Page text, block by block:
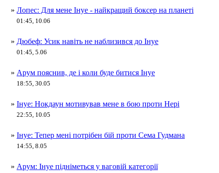
» Лопес: Для мене Інуе - найкращий боксер на планеті
01:45, 10.06
» Дюбеф: Усик навіть не наблизився до Інуе
01:45, 5.06
» Арум пояснив, де і коли буде битися Інуе
18:55, 30.05
» Інуе: Нокдаун мотивував мене в бою проти Нері
22:55, 10.05
» Інуе: Тепер мені потрібен бій проти Сема Гудмана
14:55, 8.05
» Арум: Інуе підніметься у ваговій категорії